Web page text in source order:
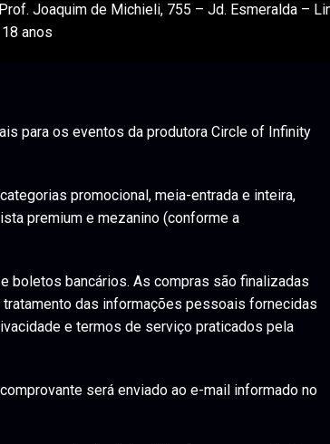
Joaquim de Michieli, 755 – Jd. Esmeralda –
anos
para os eventos da produtora Circle of Infinity
promocional, meia-entrada e inteira,
premium e mezanino (conforme a
boletos bancários. As compras são finalizadas
das informações pessoais fornecidas
e termos de serviço praticados pela
será enviado ao e-mail informado no